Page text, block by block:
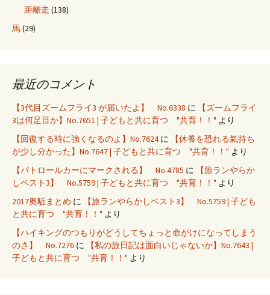
距離走 (138)
馬(29)
最近のコメント
【3代目ズームフライ3 が届いたよ】 No.6338 に
【ズームフライ
3は何足目か】No.7651 | 子どもと共に育つ "共育！！" より
【回復する時に強くなるのよ】No.7624に
【休養を恐れる氣持ち
が少し分かった】No.7647 | 子どもと共に育つ "共育！！" より
【パトロールカーにマークされる】 No.4785 に
【旅ランやらか
しベスト3】 No.5759 | 子どもと共に育つ "共育！！" より
2017奥駈まとめ に
【旅ランやらかしベスト3】 No.5759 | 子ども
と共に育つ "共育！！" より
【ハイキングのつもりがどうしてちょっと命がけになってしまう
のさ】 No.7276 に
【私の旅日記は面白いじゃないか】No.7643 |
子どもと共に育つ "共育！！" より